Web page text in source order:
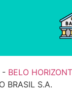
BELO
BRASIL S.A.